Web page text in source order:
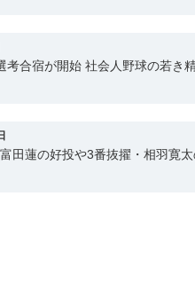
考合宿が開始 社会人野球の若き
田蓮の好投や3番抜擢・相羽寛